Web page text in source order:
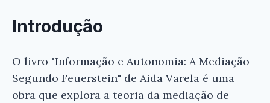
Introdução
O livro "Informação e Autonomia: A Mediação
Segundo Feuerstein" de Aida Varela é uma
obra que explora a teoria da mediação de